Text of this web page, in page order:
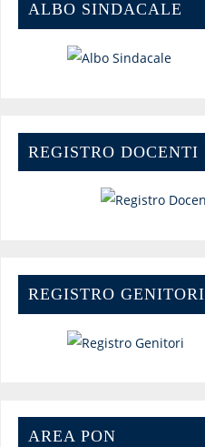
ALBO SINDACALE
REGISTRO DOCENTI
REGISTRO GENITORI
AREA PON